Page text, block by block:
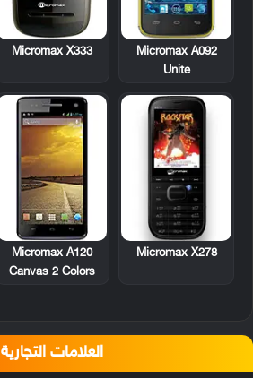
Micromax A092
Unite
Micromax X333
Micromax X278
Micromax A120
Canvas 2 Colors
العلامات التجارية